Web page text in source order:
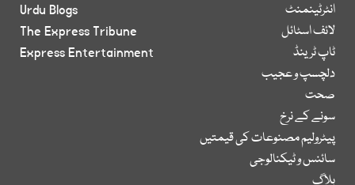
انٹرٹینمنٹ
لائف اسٹائل
ٹاپ ٹرینڈ
دلچسپ و عجیب
صحت
سونے کے نرخ
پیٹرولیم مصنوعات کی قیمتیں
سائنس و ٹیکنالوجی
بلاگ
Urdu Blogs
The Express Tribune
Express Entertainment